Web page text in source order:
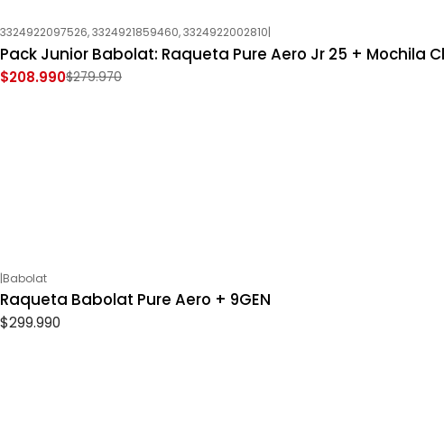
-25% OFF
Nuevo
3324922097526, 3324921859460, 3324922002810|
Pack Junior Babolat: Raqueta Pure Aero Jr 25 + Mochila
$208.990$279.970
|Babolat
Raqueta Babolat Pure Aero + 9GEN
$299.990